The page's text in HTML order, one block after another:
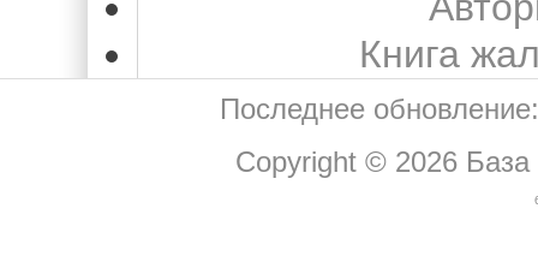
Книга
Последнее
Copyright © 2026 База